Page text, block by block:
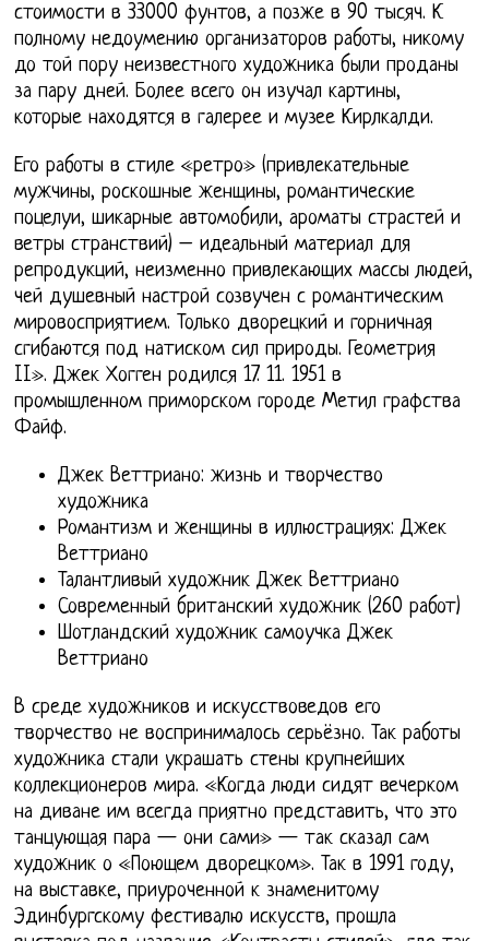
стоимости в 33000 фунтов, а позже в 90 тысяч. К
полному недоумению организаторов работы, никому
до той пору неизвестного художника были проданы
за пару дней. Более всего он изучал картины,
которые находятся в галерее и музее Кирлкалди.
Его работы в стиле «ретро» (привлекательные
мужчины, роскошные женщины, романтические
поцелуи, шикарные автомобили, ароматы страстей и
ветры странствий) – идеальный материал для
репродукций, неизменно привлекающих массы людей,
чей душевный настрой созвучен с романтическим
мировосприятием. Только дворецкий и горничная
сгибаются под натиском сил природы. Геометрия
II». Джек Хогген родился 17. 11. 1951 в
промышленном приморском городе Метил графства
Файф.
Джек Веттриано: жизнь и творчество
художника
Романтизм и женщины в иллюстрациях: Джек
Веттриано
Талантливый художник Джек Веттриано
Современный британский художник (260 работ)
Шотландский художник самоучка Джек
Веттриано
В среде художников и искусствоведов его
творчество не воспринималось серьёзно. Так работы
художника стали украшать стены крупнейших
коллекционеров мира. «Когда люди сидят вечерком
на диване им всегда приятно представить, что это
танцующая пара — они сами» — так сказал сам
художник о «Поющем дворецком». Так в 1991 году,
на выставке, приуроченной к знаменитому
Эдинбургскому фестивалю искусств, прошла